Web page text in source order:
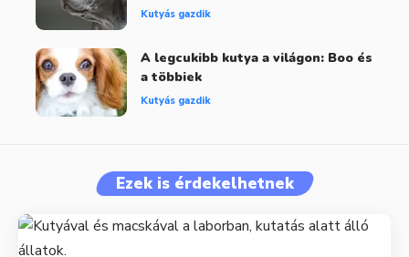
Kutyás gazdik
A legcukibb kutya a világon: Boo és
a többiek
Kutyás gazdik
Ezek is érdekelhetnek